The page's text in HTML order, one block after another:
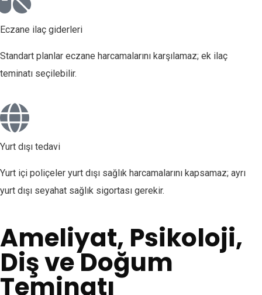
Eczane ilaç giderleri
Standart planlar eczane harcamalarını karşılamaz; ek ilaç
teminatı seçilebilir.
Yurt dışı tedavi
Yurt içi poliçeler yurt dışı sağlık harcamalarını kapsamaz; ayrı
yurt dışı seyahat sağlık sigortası gerekir.
Ameliyat, Psikoloji,
Diş ve Doğum
Teminatı